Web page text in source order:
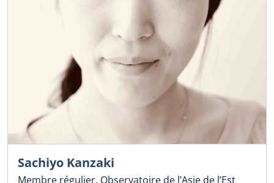
Sachiyo Kanzaki
Membre régulier, Observatoire de l’Asie de l’Est